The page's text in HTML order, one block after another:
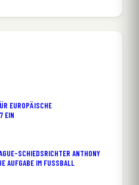
EUROPÄISCHE
EIN
SCHIEDSRICHTER ANTHONY
AUFGABE IM FUSSBALL